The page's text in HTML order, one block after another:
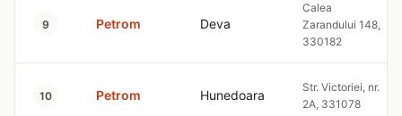
9 Petrom Deva
Calea
Zarandului 148,
330182
10 Petrom Hunedoara
Str. Victoriei, nr.
2A, 331078